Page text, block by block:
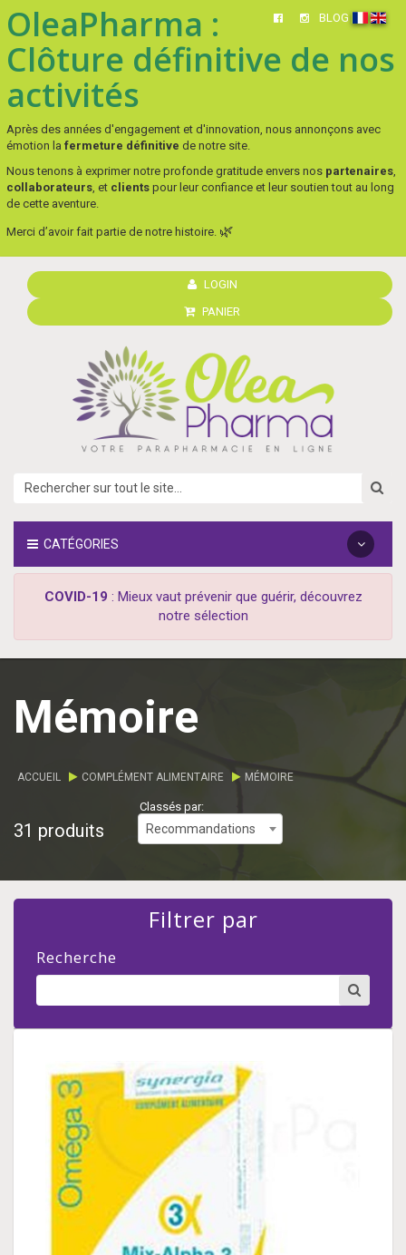
BLOG
OleaPharma :
Clôture définitive de nos
activités
Après des années d'engagement et d'innovation, nous annonçons avec
émotion la fermeture définitive de notre site.
Nous tenons à exprimer notre profonde gratitude envers nos partenaires,
collaborateurs, et clients pour leur confiance et leur soutien tout au long
de cette aventure.
Merci d’avoir fait partie de notre histoire. 🌿
LOGIN
PANIER
CATÉGORIES
COVID-19 : Mieux vaut prévenir que guérir, découvrez
notre sélection
Mémoire
ACCUEIL COMPLÉMENT ALIMENTAIRE MÉMOIRE
31 produits
Classés par:
Recommandations
Filtrer par
Recherche